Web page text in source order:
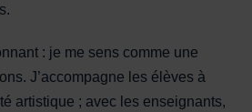
: je me sens comme une
J’accompagne les élèves à
artistique ; avec les enseignants,